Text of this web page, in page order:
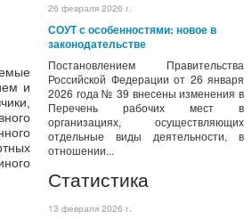
26 февраля 2026 г.
СОУТ с особенностями: новое в
законодательстве
Постановлением Правительства
Российской Федерации от 26 января
2026 года № 39 внесены изменения в
Перечень рабочих мест в
организациях, осуществляющих
отдельные виды деятельности, в
отношении...
Статистика
13 февраля 2026 г.
и